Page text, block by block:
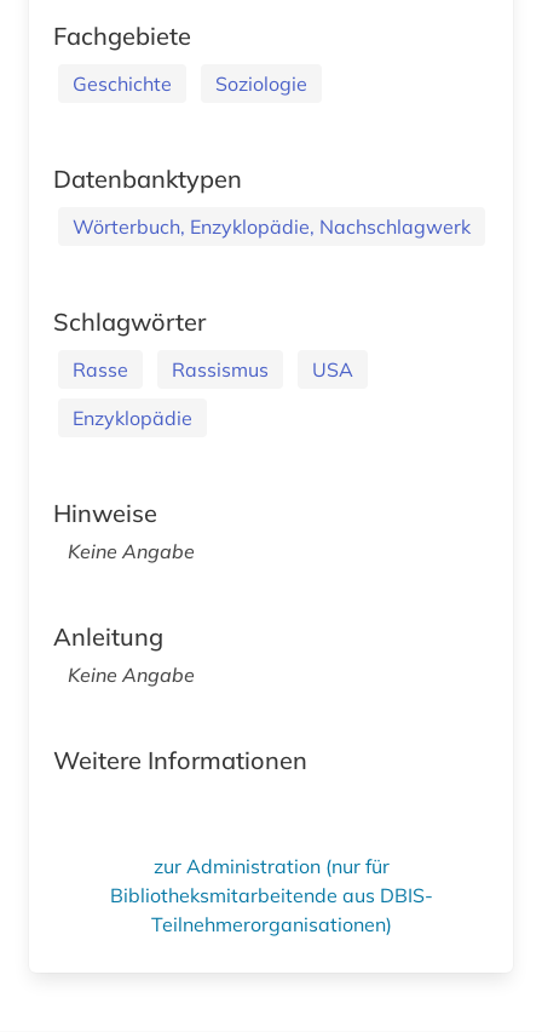
Fachgebiete
Geschichte Soziologie
Datenbanktypen
Wörterbuch, Enzyklopädie, Nachschlagwerk
Schlagwörter
Rasse Rassismus
USA
Enzyklopädie
Hinweise
Keine Angabe
Anleitung
Keine Angabe
Weitere Informationen
zur Administration (nur für
Bibliotheksmitarbeitende aus DBIS-
Teilnehmerorganisationen)